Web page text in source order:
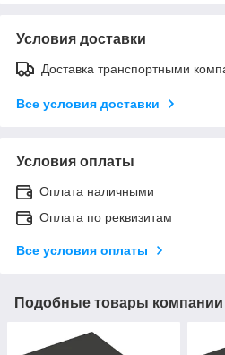
Условия доставки
Доставка транспортными
Все условия доставки
Условия оплаты
Оплата наличными
Оплата по реквизитам
Все условия оплаты
Подобные товары компании